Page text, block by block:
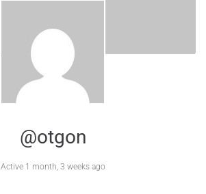
@otgon
Active 1 month, 3 weeks ago